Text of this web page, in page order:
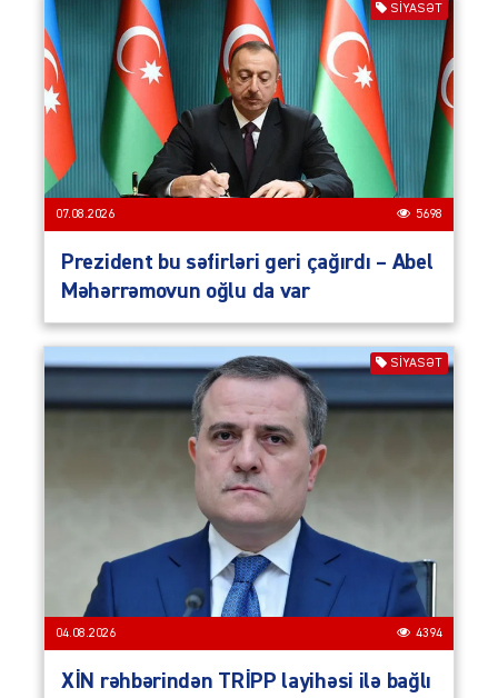
SIYASƏT
07.08.2026 5698
Prezident bu səfirləri geri çağırdı – Abel
Məhərrəmovun oğlu da var
SIYASƏT
04.08.2026 4394
XİN rəhbərindən TRİPP layihəsi ilə bağlı